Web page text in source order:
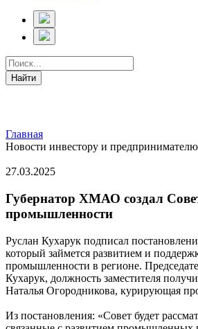
Главная
Новости инвестору и предпринимателю
27.03.2025
Губернатор ХМАО создал
промышленности
Руслан Кухарук подписал
который займется развитием и
промышленности в регионе.
Кухарук, должность заместителя
Наталья Огородникова, курирующая
Из постановления: «Совет будет